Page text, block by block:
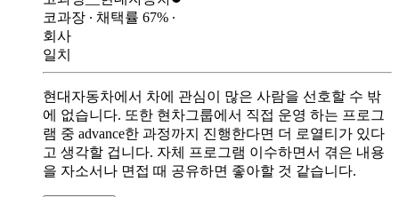
코과장 ∙ 채택률 67% ∙
회사
일치
현대자동차에서 차에 관심이 많은 사람을 선호할 수 밖
에 없습니다. 또한 현차그룹에서 직접 운영 하는 프로그
램 중 advance한 과정까지 진행한다면 더 로열티가 있다
고 생각할 겁니다. 자체 프로그램 이수하면서 겪은 내용
을 자소서나 면접 때 공유하면 좋아할 것 같습니다.